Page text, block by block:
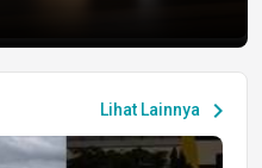
Lihat Lainnya chevron_right